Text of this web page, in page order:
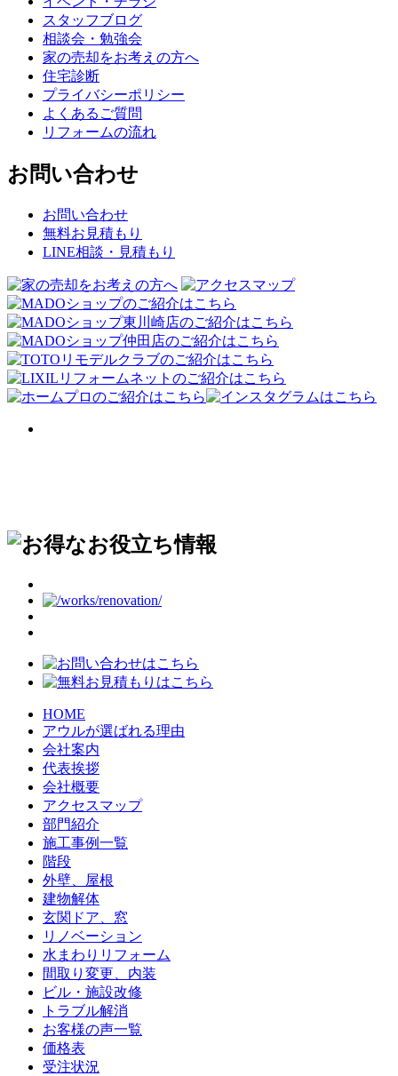
スタッフブログ
相談会・勉強会
家の売却をお考えの方へ
住宅診断
プライバシーポリシー
よくあるご質問
リフォームの流れ
お問い合わせ
お問い合わせ
無料お見積もり
LINE相談・見積もり
HOME
アウルが選ばれる理由
会社案内
代表挨拶
会社概要
アクセスマップ
部門紹介
施工事例一覧
階段
外壁、屋根
建物解体
玄関ドア、窓
リノベーション
水まわりリフォーム
間取り変更、内装
ビル・施設改修
トラブル解消
お客様の声一覧
価格表
受注状況